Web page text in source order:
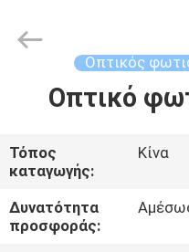
ΣΠΊΤΙ
ΠΡΟΪΌΝΤΑ
ΒΊΝΤΕΟ
COMPANY
LIMITED.
Οπτικός
Οπτικό
Τόπος
καταγωγής:
Κίνα
Δυνατότητα
προσφοράς: